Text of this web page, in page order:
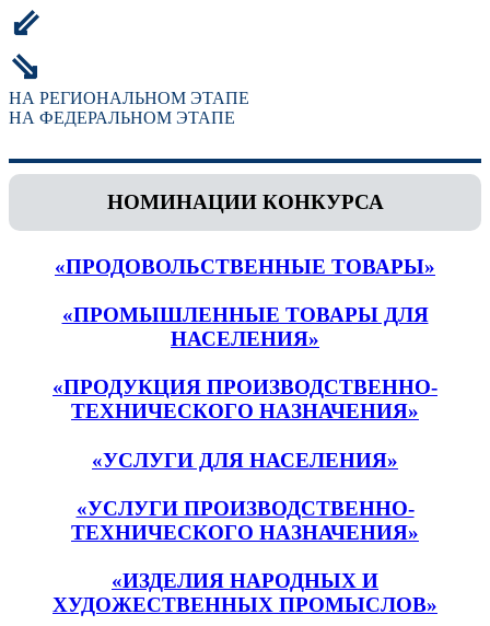
⇙
⇘
НА РЕГИОНАЛЬНОМ ЭТАПЕ
НА ФЕДЕРАЛЬНОМ ЭТАПЕ
НОМИНАЦИИ КОНКУРСА
«ПРОДОВОЛЬСТВЕННЫЕ ТОВАРЫ»
«ПРОМЫШЛЕННЫЕ ТОВАРЫ ДЛЯ
НАСЕЛЕНИЯ»
«ПРОДУКЦИЯ ПРОИЗВОДСТВЕННО-
ТЕХНИЧЕСКОГО НАЗНАЧЕНИЯ»
«УСЛУГИ ДЛЯ НАСЕЛЕНИЯ»
«УСЛУГИ ПРОИЗВОДСТВЕННО-
ТЕХНИЧЕСКОГО НАЗНАЧЕНИЯ»
«ИЗДЕЛИЯ НАРОДНЫХ И
ХУДОЖЕСТВЕННЫХ ПРОМЫСЛОВ»